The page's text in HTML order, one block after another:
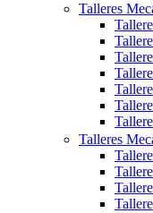
Talleres
Talleres